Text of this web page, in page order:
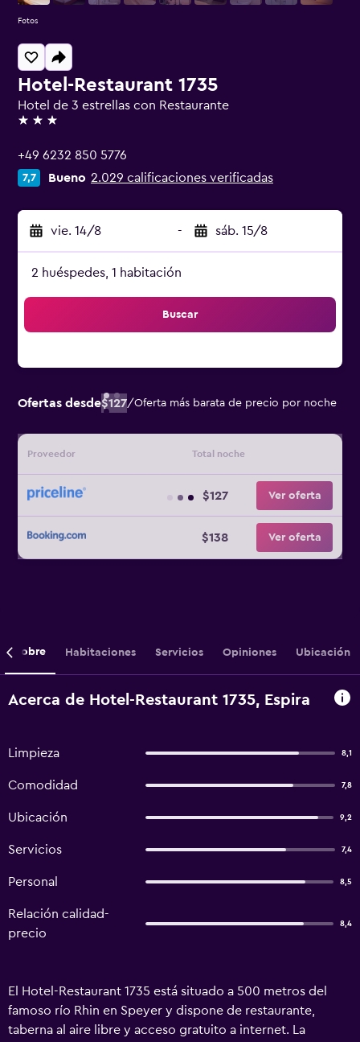
Hotel-Restaurant 1735
Hotel de 3 estrellas con Restaurante
3 estrellas
+49 6232 850 5776
7,7 Bueno 2.029 calificaciones verificadas
vie. 14/8 - sáb. 15/8
2 huéspedes, 1 habitación
Buscar
Ofertas desde$127/Oferta más barata de precio por noche
Proveedor Total noche
$127 Ver oferta
$138 Ver oferta
Fotos
Sobre Habitaciones Servicios Opiniones Ubicación
Acerca de Hotel-Restaurant 1735, Espira
Limpieza 8,1
Comodidad 7,8
Ubicación 9,2
Servicios 7,4
Personal 8,5
Relación calidad-
precio
8,4
El Hotel-Restaurant 1735 está situado a 500 metros del
famoso río Rhin en Speyer y dispone de restaurante,
taberna al aire libre y acceso gratuito a internet. La